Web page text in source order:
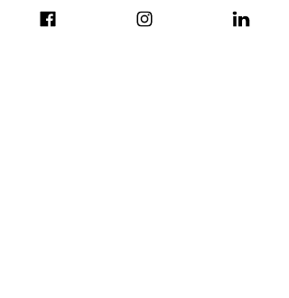
część ulegnie nieodwracalnemu
uszkodzeniu, moduły 25 cm mogą być